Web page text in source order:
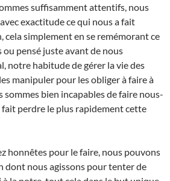
suffisamment attentifs, nous
exactitude ce qui nous a fait
cela simplement en se remémorant ce
pensé juste avant de nous
notre habitude de gérer la vie des
manipuler pour les obliger à faire à
sommes bien incapables de faire nous-
fait perdre le plus rapidement cette
honnêtes pour le faire, nous pouvons
dont nous agissons pour tenter de